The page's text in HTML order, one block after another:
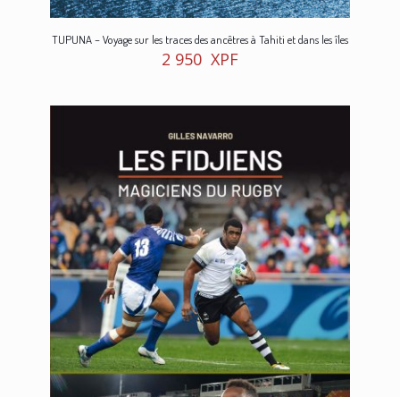
TUPUNA – Voyage sur les traces des ancêtres à Tahiti et dans les îles
2 950 XPF